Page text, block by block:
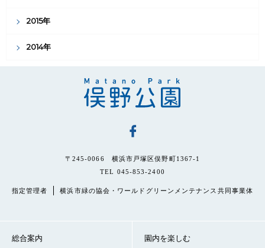
2015年
2014年
〒245-0066 横浜市戸塚区俣野町1367-1
TEL 045-853-2400
指定管理者 横浜市緑の協会・ワールドグリーンメンテナンス共同事業体
総合案内 園内を楽しむ